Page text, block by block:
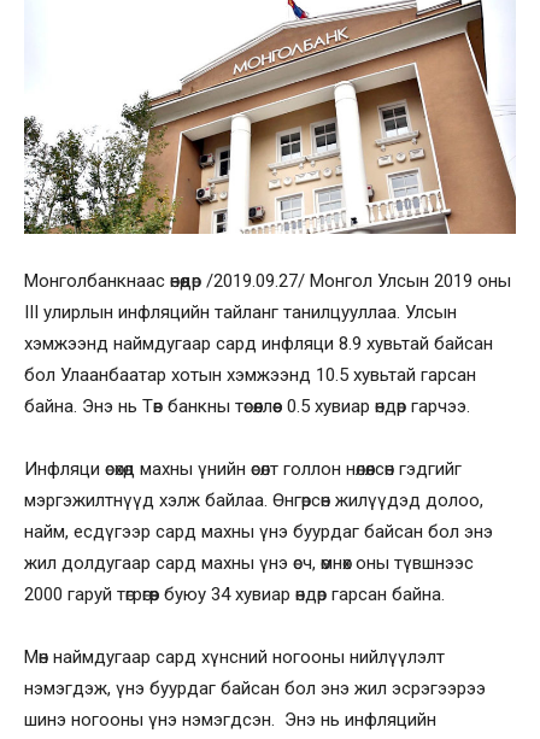
Монголбанкнаас өнөөдөр /2019.09.27/ Монгол Улсын 2019 оны
III улирлын инфляцийн тайланг танилцууллаа. Улсын
хэмжээнд наймдугаар сард инфляци 8.9 хувьтай байсан
бол Улаанбаатар хотын хэмжээнд 10.5 хувьтай гарсан
байна. Энэ нь Төв банкны төсөөллөөс 0.5 хувиар өндөр гарчээ.
Инфляци өсөхөд махны үнийн өсөлт голлон нөлөөлсөн гэдгийг
мэргэжилтнүүд хэлж байлаа. Өнгөрсөн жилүүдэд долоо,
найм, есдүгээр сард махны үнэ буурдаг байсан бол энэ
жил долдугаар сард махны үнэ өсч, өмнөх оны түвшнээс
2000 гаруй төгрөгөөр буюу 34 хувиар өндөр гарсан байна.
Мөн наймдугаар сард хүнсний ногооны нийлүүлэлт
нэмэгдэж, үнэ буурдаг байсан бол энэ жил эсрэгээрээ
шинэ ногооны үнэ нэмэгдсэн. Энэ нь инфляцийн